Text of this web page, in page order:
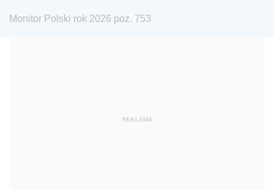
1975 1974
1959
Monitor Polski rok 2026 poz. 753
REKLAMA